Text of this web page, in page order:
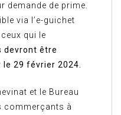
demande de prime.
via l’e-guichet
qui le
devront être
29 février 2024.
et le Bureau
commerçants à